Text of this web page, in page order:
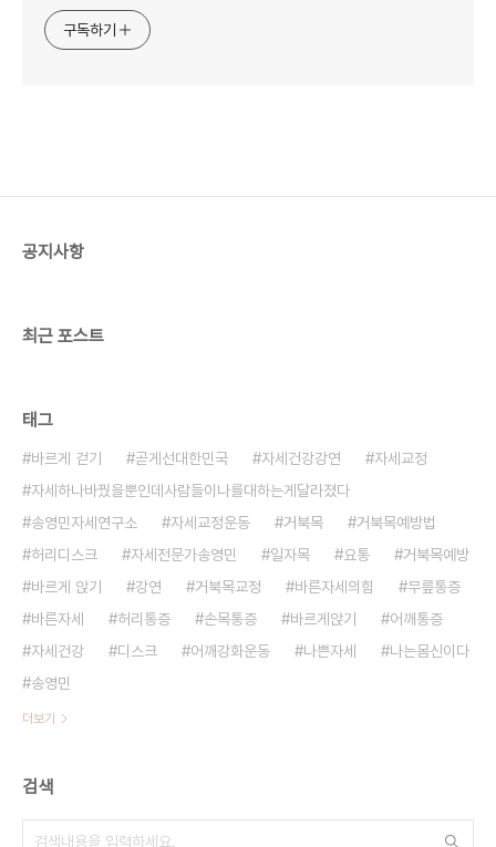
구독하기
공지사항
최근 포스트
태그
바르게 걷기 곧게선대한민국 자세건강강연
자세교정
자세하나바꿨을뿐인데사람들이나를대하는게달라졌다
송영민자세연구소
자세교정운동 거북목
거북목예방법
허리디스크
자세전문가송영민 일자목 요통
거북목예방
바르게 앉기
강연 거북목교정 바른자세의힘
무릎통증
바른자세
허리통증 손목통증 바르게앉기
어깨통증
자세건강
디스크 어깨강화운동 나쁜자세
나는몸신이다
송영민
더보기
검색